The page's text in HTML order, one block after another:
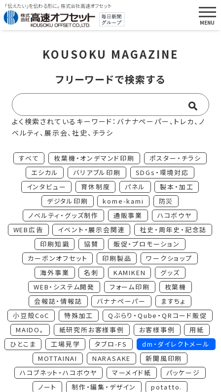
「伝えたい」を伝わる形に。 株式会社高速オフセット
KOUSOKU MAGAZINE
フリーワードで検索する
よく検索されているキーワード：バナナペーパー、トレカ、ノ
ベルティ、展示会、社史、チラシ
すべて 枚葉機・オンデマンド印刷
ポスター・チラシ
エシカル
バリアブル印刷
SDGs・環境対応
インタビュー
育休制度 パネル
製本・加工
デジタル印刷
kome-kami
防災
ノベルティ・グッズ制作
通販事業
ハコボウヤ
WEB広告
イベント・展示会関連
社史・周年史・記念誌
印刷知識
協賛
販促・プロモーション
カーボンオフセット
印刷製品
ワークショップ
海外事業
名刺 KAMIKEN
グッズ
WEB・システム開発
フォーム印刷
枚葉機
会報誌・情報誌
バナナペーパー
ますちょ
小豆殻CoC
特殊加工
Qぶらり・Qube・QRコード販促
MAIDO。
紙研究所お客様事例 お客様事例
用紙
ひとこま
工場見学 タブロ-FS
dm・ダイレクトメール
MOTTAINAI
NARASAKE
新聞風印刷
ハコブネット・ハコボウヤ
マーメイド紙
パッケージ
ノート
制作・編集・デザイン
potatto.